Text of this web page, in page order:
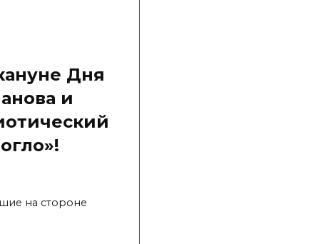
Дня
и
на стороне